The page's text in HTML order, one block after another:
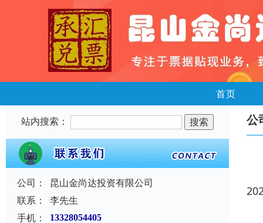
首页
站内搜索：
公司：
昆山金尚达投资有限公司
联系：
李先生
手机：
13328054405
公